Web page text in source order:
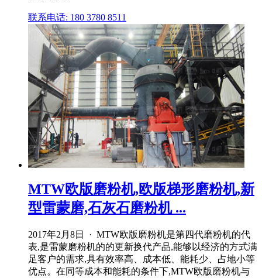
联系电话: 180 3780 8511
MTW欧版磨粉机,欧版梯形磨粉机,新
型雷蒙磨,石灰石磨粉机 ...
2017年2月8日 · MTW欧版磨粉机是第四代磨粉机的代
表,是雷蒙磨粉机的的更新换代产品,能够以经济的方式满
足客户的需求,具有效率高、成本低、能耗少、占地小等
优点。在同等成本和能耗的条件下,MTW欧版磨粉机与